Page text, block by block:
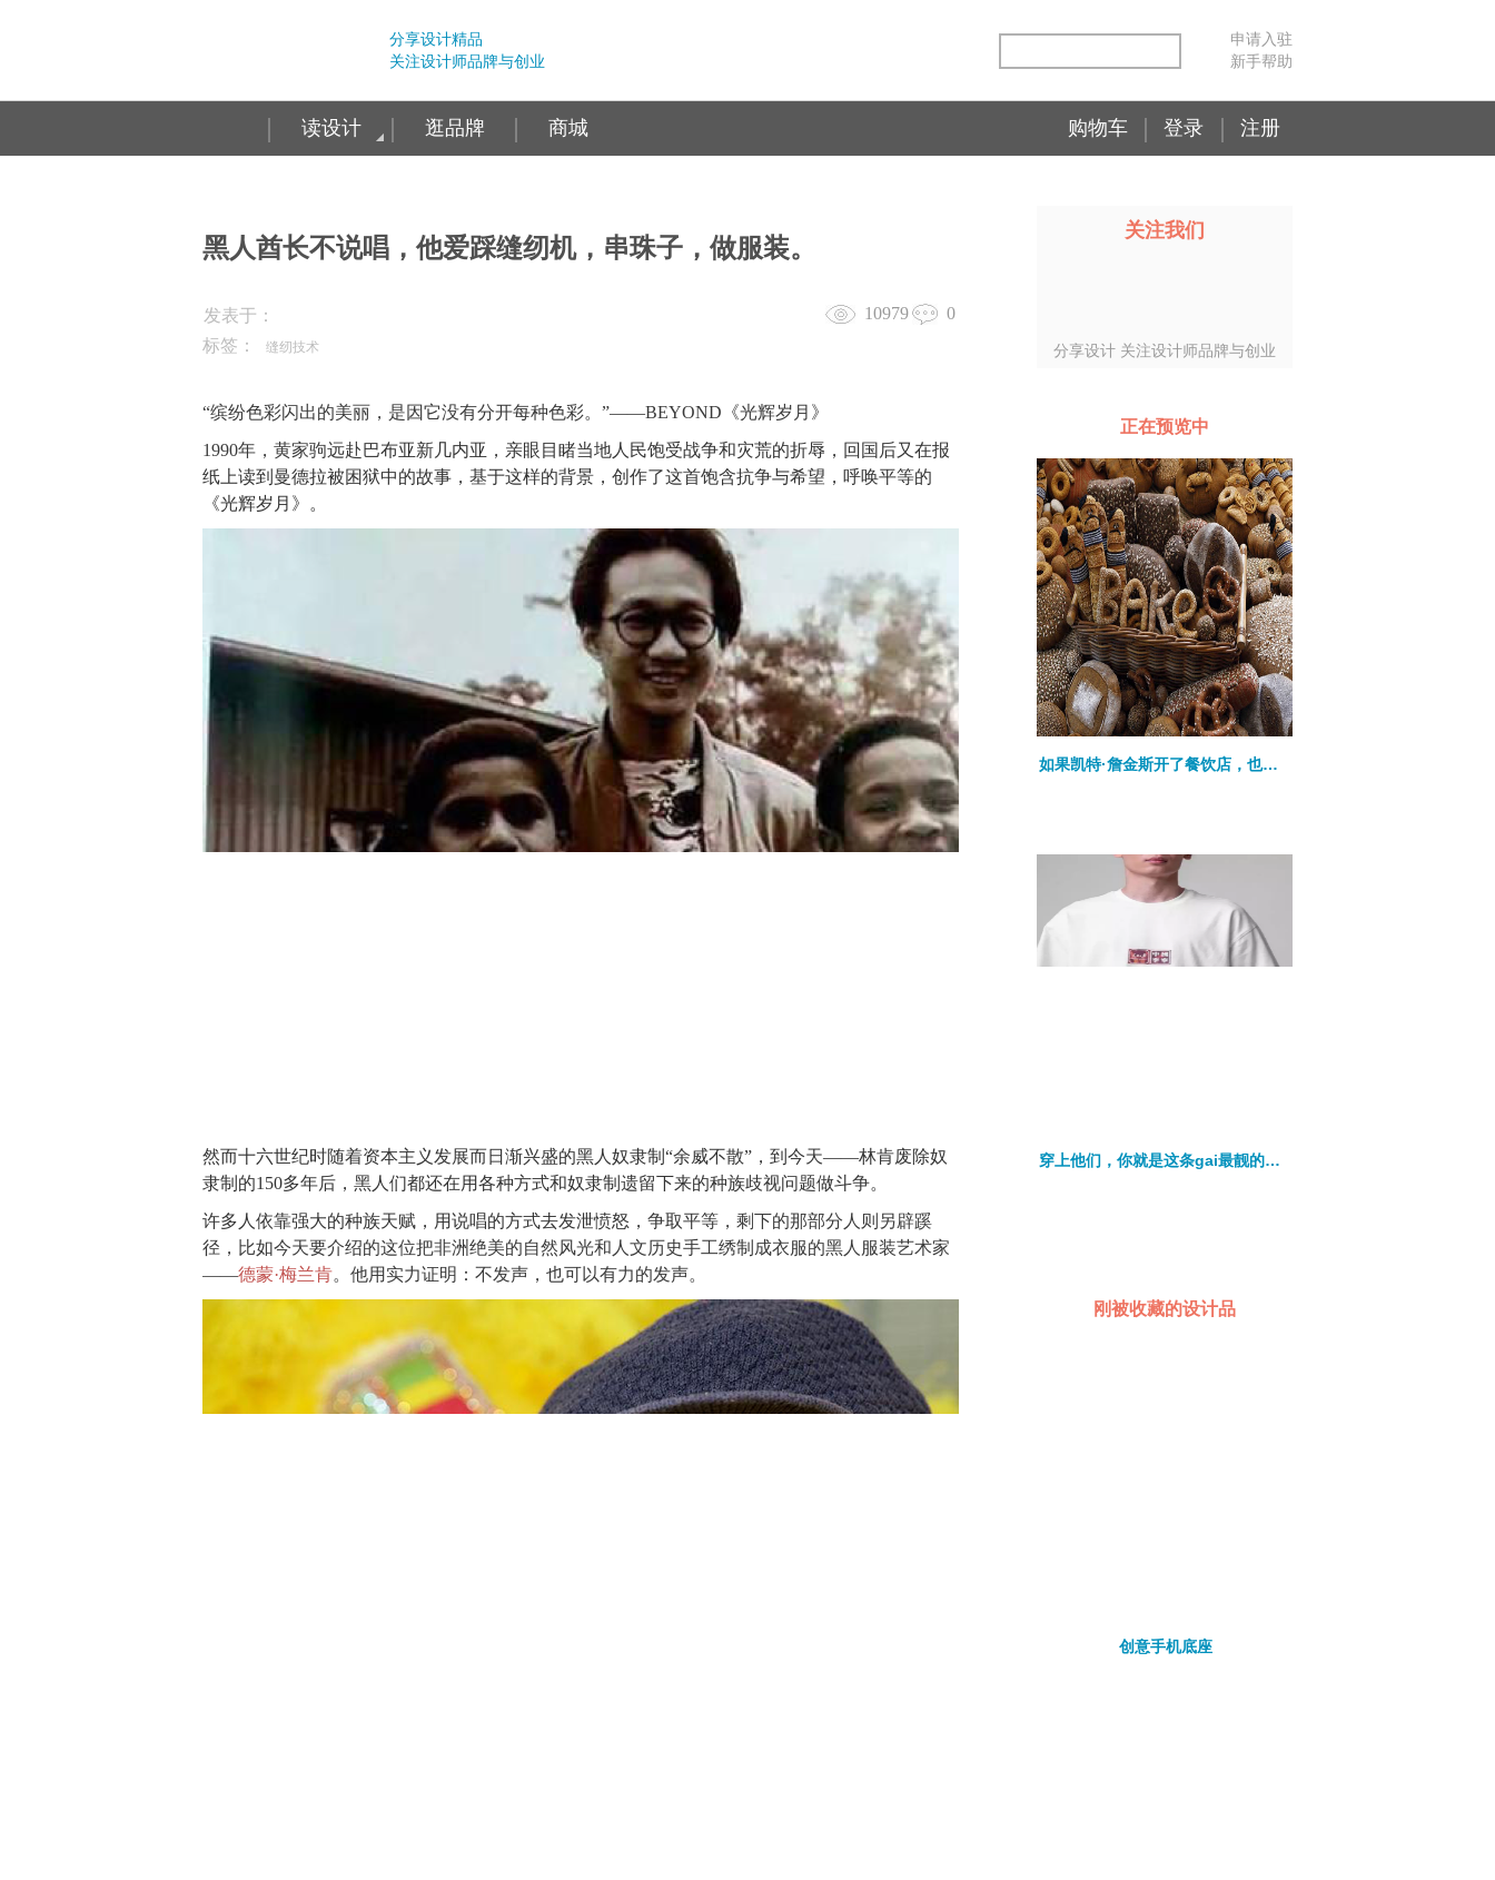
分享设计精品
关注设计师品牌与创业
申请入驻
新手帮助
读设计 逛品牌 商城 购物车 登录 注册
黑人酋长不说唱，他爱踩缝纫机，串珠子，做服装。
0
10979
发表于：
标签：
缝纫技术
“缤纷色彩闪出的美丽，是因它没有分开每种色彩。”——BEYOND《光辉岁月》
1990年，黄家驹远赴 巴布亚新几内亚，亲眼目睹当地人民饱受战争和灾荒的折辱，回国后又在报
纸上读到曼德拉被困狱中的故事，基于这样的背景，创作了这首饱含抗争与希望，呼唤平等的
《光辉岁月》。
然而十六世纪时随着资本主义发展而日渐兴盛的黑人奴隶制“余威不散”，到今天——林肯废除奴
隶制的150多年后，黑人们都还在用各种方式和奴隶制遗留下来的种族歧视问题做斗争。
许多人依靠强大的种族天赋，用说唱的方式去发泄愤怒，争取平等 ，剩下的那部分人则另辟蹊
径，比如今天要介绍的这位把非洲绝美的自然风光和人文历史手工绣制成衣服的黑人服装艺术家
——德蒙·梅兰肯。他用实力证明：不发声，也可以有力的发声。
关注我们
分享设计 关注设计师品牌与创业
正在预览中
如果凯特·詹金斯开了餐饮店，也许我们会吃到“一口毛线”……
穿上他们，你就是这条gai最靓的仔！
刚被收藏的设计品
创意手机底座